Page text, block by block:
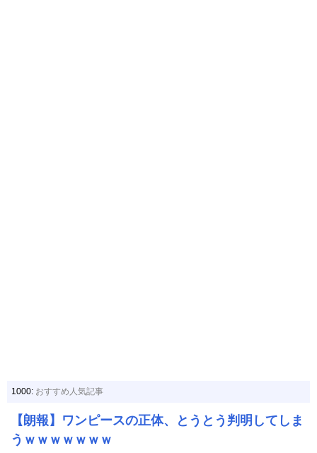
1000: おすすめ人気記事
【朗報】ワンピースの正体、とうとう判明してしま
うｗｗｗｗｗｗｗ